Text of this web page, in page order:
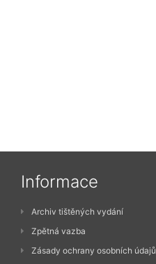
Informace
Archiv tištěných vydání
Zpětná vazba
Zásady ochrany osobních údajů